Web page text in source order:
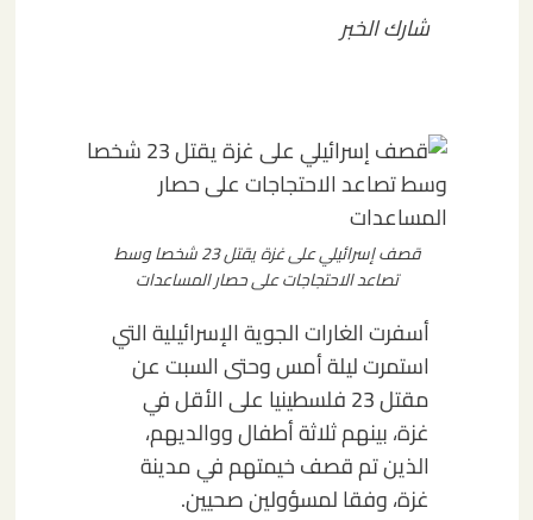
شارك الخبر
قصف إسرائيلي على غزة يقتل 23 شخصا وسط
تصاعد الاحتجاجات على حصار المساعدات
أسفرت الغارات الجوية الإسرائيلية التي
استمرت ليلة أمس وحتى السبت عن
مقتل 23 فلسطينيا على الأقل في
غزة، بينهم ثلاثة أطفال ووالديهم،
الذين تم قصف خيمتهم في مدينة
غزة، وفقا لمسؤولين صحيين.